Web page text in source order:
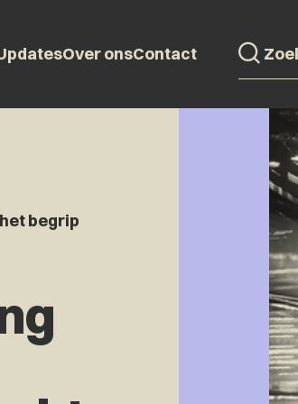
Over onsContact
begrip